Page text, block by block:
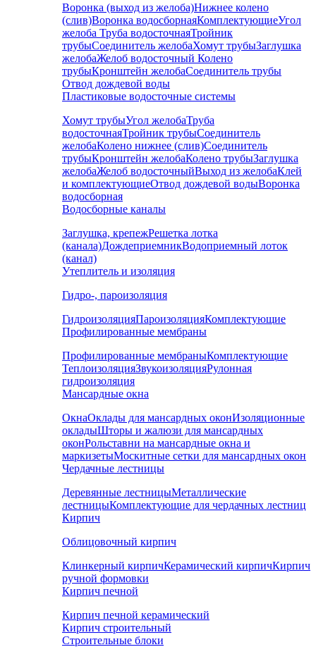
Воронка (выход из желоба)Нижнее колено
(слив)Воронка водосборнаяКомплектующиеУгол
желоба Труба водосточнаяТройник
трубыСоединитель желобаХомут трубыЗаглушка
желобаЖелоб водосточный Колено
трубыКронштейн желобаСоединитель трубы
Отвод дождевой воды
Пластиковые водосточные системы
Хомут трубыУгол желобаТруба
водосточнаяТройник трубыСоединитель
желобаКолено нижнее (слив)Соединитель
трубыКронштейн желобаКолено трубыЗаглушка
желобаЖелоб водосточныйВыход из желобаКлей
и комплектующиеОтвод дождевой водыВоронка
водосборная
Водосборные каналы
Заглушка, крепежРешетка лотка
(канала)ДождеприемникВодоприемный лоток
(канал)
Утеплитель и изоляция
Гидро-, пароизоляция
ГидроизоляцияПароизоляцияКомплектующие
Профилированные мембраны
Профилированные мембраныКомплектующие
ТеплоизоляцияЗвукоизоляцияРулонная
гидроизоляция
Мансардные окна
ОкнаОклады для мансардных оконИзоляционные
окладыШторы и жалюзи для мансардных
оконРольставни на мансардные окна и
маркизетыМоскитные сетки для мансардных окон
Чердачные лестницы
Деревянные лестницыМеталлические
лестницыКомплектующие для чердачных лестниц
Кирпич
Облицовочный кирпич
Клинкерный кирпичКерамический кирпичКирпич
ручной формовки
Кирпич печной
Кирпич печной керамический
Кирпич строительный
Строительные блоки